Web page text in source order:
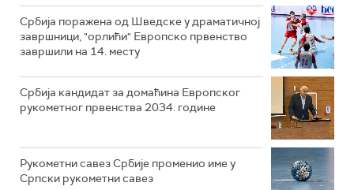
Србија поражена од Шведске у драматичној
завршници, "орлићи" Европско првенство
завршили на 14. месту
Србија кандидат за домаћина Европског
рукометног првенства 2034. године
Рукометни савез Србије променио име у
Српски рукометни савез